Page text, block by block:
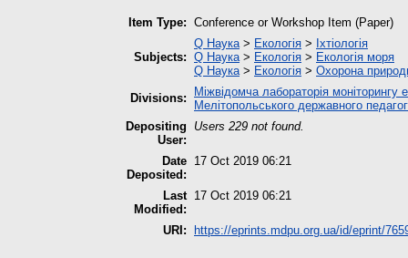
Item Type: Conference or Workshop Item (Paper)
Subjects:
Q Наука> Екологія > Іхтіологія
Q Наука> Екологія > Екологія моря
Q Наука> Екологія > Охорона
Divisions:
Міжвідомча лабораторія моніторингу
Мелітопольського державного
Depositing
User:
Users 229 not found.
Date
Deposited:
17 Oct 2019 06:21
Last
Modified:
17 Oct 2019 06:21
URI: https://eprints.mdpu.org.ua/id/eprint/